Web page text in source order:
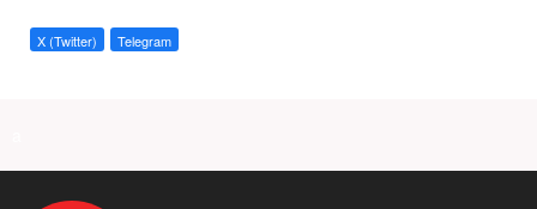
X (Twitter) Telegram